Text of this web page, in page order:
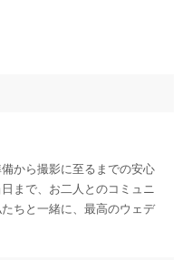
から撮影に至るまでの安心
まで、お二人とのコミュニ
ちと一緒に、最高のウェデ